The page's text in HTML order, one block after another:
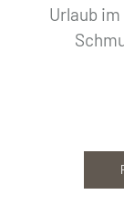
Urlaub